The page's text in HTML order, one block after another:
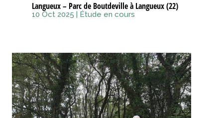
Langueux – Parc de Boutdeville à Langueux (22)
10 Oct 2025 | Étude en cours